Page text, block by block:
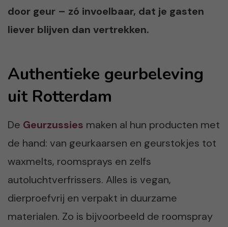
door geur – zó invoelbaar, dat je gasten
liever blijven dan vertrekken.
Authentieke geurbeleving
uit Rotterdam
De Geurzussies maken al hun producten met
de hand: van geurkaarsen en geurstokjes tot
waxmelts, roomsprays en zelfs
autoluchtverfrissers. Alles is vegan,
dierproefvrij en verpakt in duurzame
materialen. Zo is bijvoorbeeld de roomspray